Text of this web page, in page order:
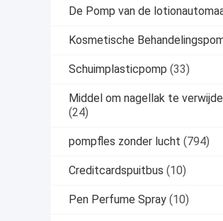
De Pomp van de
Kosmetische
Schuimplasticpomp (33)
Middel om nagellak te
(24)
pompfles zonder lucht (794)
Creditcardspuitbus (10)
Pen Perfume Spray (10)